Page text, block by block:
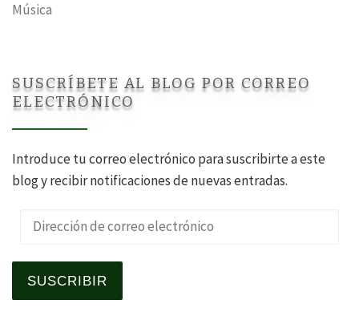
Música
SUSCRÍBETE AL BLOG POR CORREO
ELECTRÓNICO
Introduce tu correo electrónico para suscribirte a este
blog y recibir notificaciones de nuevas entradas.
Dirección de correo electrónico
SUSCRIBIR